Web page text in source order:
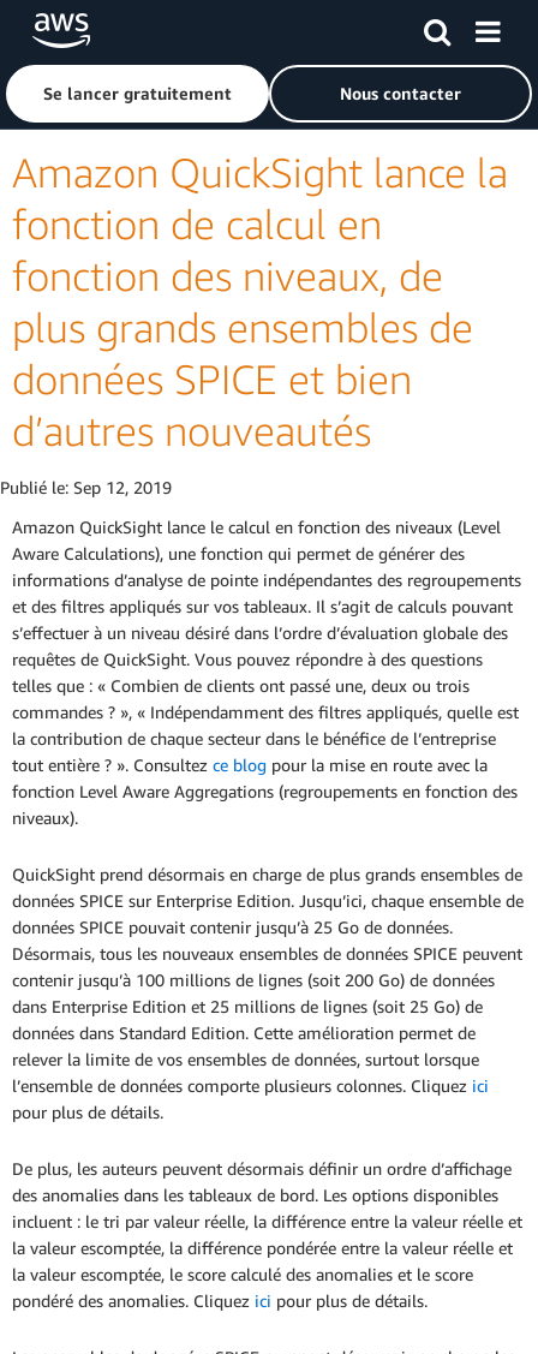
Passer au contenu principal
Cliquer ici pour revenir à la page d'accueil d'Amazon Web
Se lancer gratuitement Nous contacter
Amazon QuickSight lance la
fonction de calcul en
fonction des niveaux, de
plus grands ensembles de
données SPICE et bien
d’autres nouveautés
Publié le: Sep 12, 2019
Amazon QuickSight lance le calcul en fonction des niveaux (Level
Aware Calculations), une fonction qui permet de générer des
informations d’analyse de pointe indépendantes des regroupements
et des filtres appliqués sur vos tableaux. Il s’agit de calculs pouvant
s’effectuer à un niveau désiré dans l’ordre d’évaluation globale des
requêtes de QuickSight. Vous pouvez répondre à des questions
telles que : « Combien de clients ont passé une, deux ou trois
commandes ? », « Indépendamment des filtres appliqués, quelle est
la contribution de chaque secteur dans le bénéfice de l’entreprise
tout entière ? ». Consultez ce blog pour la mise en route avec la
fonction Level Aware Aggregations (regroupements en fonction des
niveaux).
QuickSight prend désormais en charge de plus grands ensembles de
données SPICE sur Enterprise Edition. Jusqu’ici, chaque ensemble de
données SPICE pouvait contenir jusqu’à 25 Go de données.
Désormais, tous les nouveaux ensembles de données SPICE peuvent
contenir jusqu’à 100 millions de lignes (soit 200 Go) de données
dans Enterprise Edition et 25 millions de lignes (soit 25 Go) de
données dans Standard Edition. Cette amélioration permet de
relever la limite de vos ensembles de données, surtout lorsque
l’ensemble de données comporte plusieurs colonnes. Cliquez ici
pour plus de détails.
De plus, les auteurs peuvent désormais définir un ordre d’affichage
des anomalies dans les tableaux de bord. Les options disponibles
incluent : le tri par valeur réelle, la différence entre la valeur réelle et
la valeur escomptée, la différence pondérée entre la valeur réelle et
la valeur escomptée, le score calculé des anomalies et le score
pondéré des anomalies. Cliquez ici pour plus de détails.